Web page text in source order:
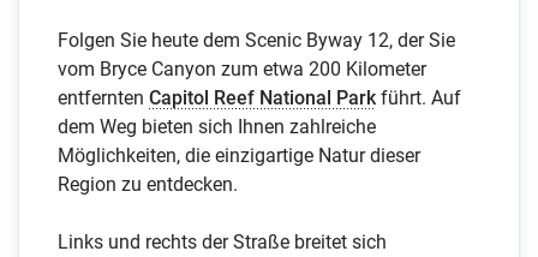
Folgen Sie heute dem Scenic Byway 12, der Sie
vom Bryce Canyon zum etwa 200 Kilometer
entfernten Capitol Reef National Park führt. Auf
dem Weg bieten sich Ihnen zahlreiche
Möglichkeiten, die einzigartige Natur dieser
Region zu entdecken.
Links und rechts der Straße breitet sich
E-Mail *
Anti-Roboter-Verifizierung
Hier klicken
Ich habe den Newsletter bereits abonniert